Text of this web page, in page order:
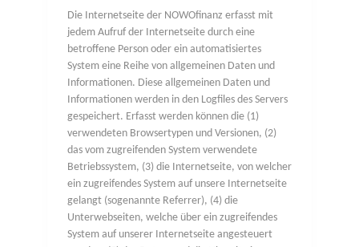
Die Internetseite der NOWOfinanz erfasst mit
jedem Aufruf der Internetseite durch eine
betroffene Person oder ein automatisiertes
System eine Reihe von allgemeinen Daten und
Informationen. Diese allgemeinen Daten und
Informationen werden in den Logfiles des Servers
gespeichert. Erfasst werden können die (1)
verwendeten Browsertypen und Versionen, (2)
das vom zugreifenden System verwendete
Betriebssystem, (3) die Internetseite, von welcher
ein zugreifendes System auf unsere Internetseite
gelangt (sogenannte Referrer), (4) die
Unterwebseiten, welche über ein zugreifendes
System auf unserer Internetseite angesteuert